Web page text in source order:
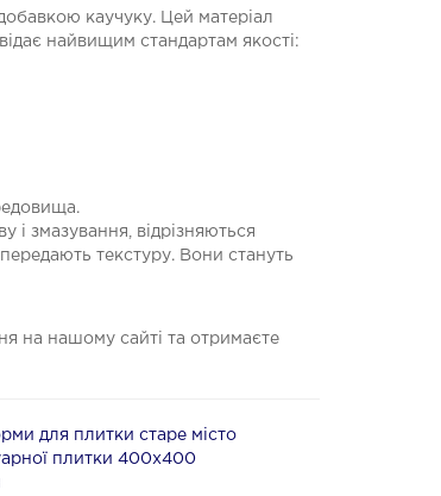
каучуку. Цей матеріал
найвищим стандартам якості:
змазування, відрізняються
текстуру. Вони стануть
на нашому сайті та отримаєте
для плитки старе місто
плитки 400х400